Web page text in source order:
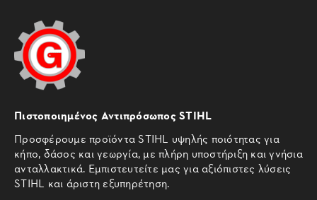
Πιστοποιημένος Αντιπρόσωπος STIHL
Προσφέρουμε προϊόντα STIHL υψηλής ποιότητας για
κήπο, δάσος και γεωργία, με πλήρη υποστήριξη και γνήσια
ανταλλακτικά. Εμπιστευτείτε μας για αξιόπιστες λύσεις
STIHL και άριστη εξυπηρέτηση.